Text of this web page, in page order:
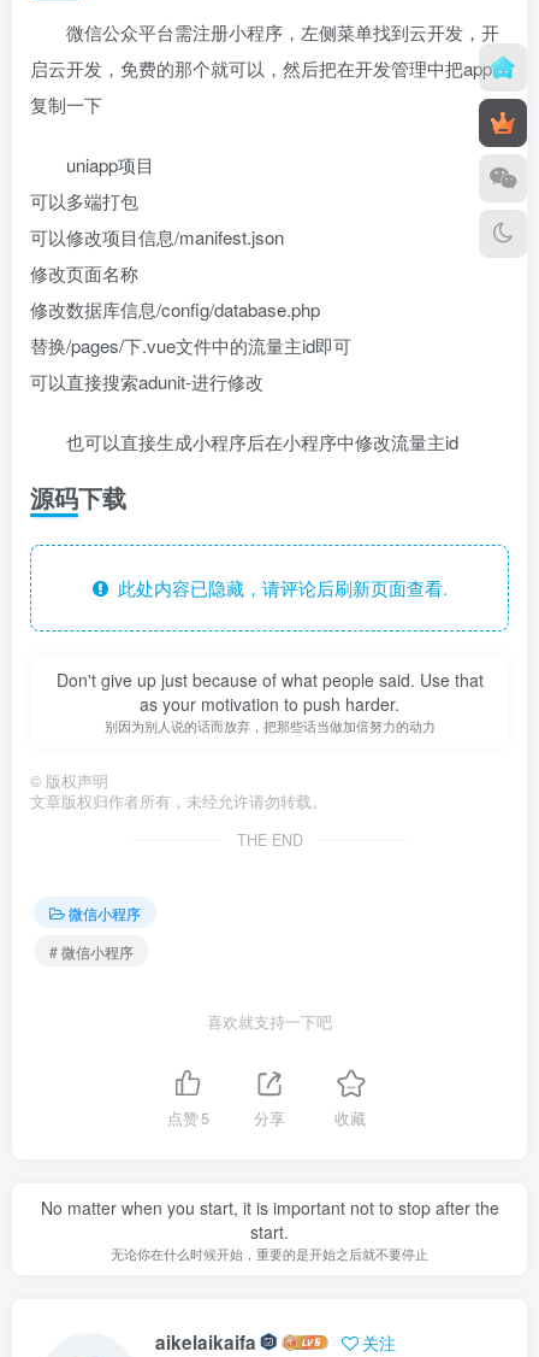
微信公众平台需注册小程序，左侧菜单找到云开发，开
启云开发，免费的那个就可以，然后把在开发管理中把appid
复制一下
uniapp项目
可以多端打包
可以修改项目信息/manifest.json
修改页面名称
修改数据库信息/config/database.php
替换/pages/下.vue文件中的流量主id即可
可以直接搜索adunit-进行修改
也可以直接生成小程序后在小程序中修改流量主id
源码下载
此处内容已隐藏，请评论后刷新页面查看.
Don't give up just because of what people said. Use that
as your motivation to push harder.
别因为别人说的话而放弃，把那些话当做加倍努力的动力
© 版权声明
文章版权归作者所有，未经允许请勿转载。
THE END
微信小程序
# 微信小程序
喜欢就支持一下吧
点赞5 分享 收藏
No matter when you start, it is important not to stop after the
start.
无论你在什么时候开始，重要的是开始之后就不要停止
aikelaikaifa 关注